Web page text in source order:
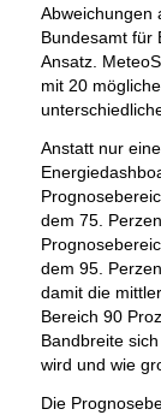
Abweichungen
Bundesamt für
Ansatz.
mit 20
Anstatt nur
dem 75.
dem 95.
damit die
Bereich 90
Bandbreite
wird und wie
Die